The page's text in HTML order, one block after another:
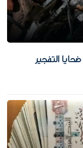
التفجير